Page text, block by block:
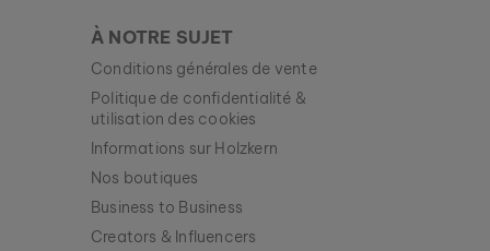
À NOTRE SUJET
Conditions générales de vente
Politique de confidentialité &
utilisation des cookies
Informations sur Holzkern
Nos boutiques
Business to Business
Creators & Influencers